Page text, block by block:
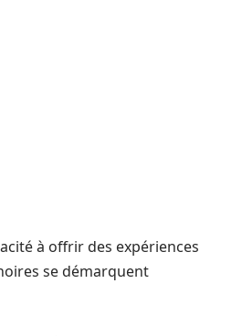
à offrir des expériences
se démarquent